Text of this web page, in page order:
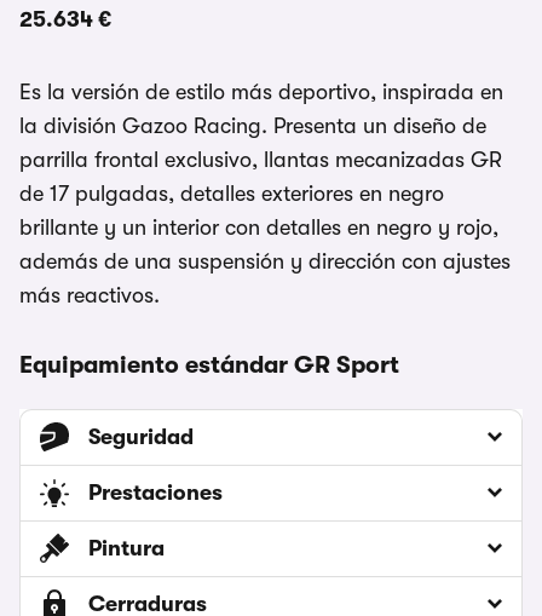
25.634 €
Es la versión de estilo más deportivo, inspirada en
la división Gazoo Racing. Presenta un diseño de
parrilla frontal exclusivo, llantas mecanizadas GR
de 17 pulgadas, detalles exteriores en negro
brillante y un interior con detalles en negro y rojo,
además de una suspensión y dirección con ajustes
más reactivos.
Equipamiento estándar GR Sport
Seguridad
Prestaciones
Pintura
Cerraduras